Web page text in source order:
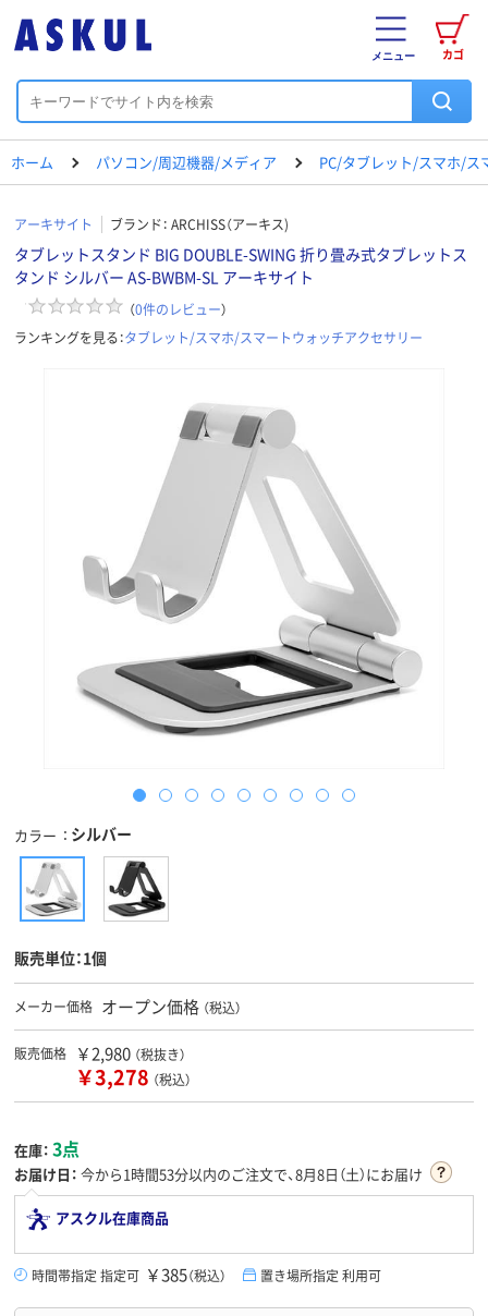
カゴ
メニュー
ホーム パソコン/周辺機器/メディア PC/タブレット/スマホ/ス
アーキサイト ブランド： ARCHISS（アーキス)
タブレットスタンド BIG DOUBLE-SWING 折り畳み式タブレットス
タンド シルバー AS-BWBM-SL アーキサイト
（0件のレビュー）
ランキングを見る：タブレット/スマホ/スマートウォッチアクセサリー
カラー シルバー
販売単位：1個
メーカー価格 オープン価格 （税込）
販売価格 ￥2,980 （税抜き）
￥3,278 （税込）
在庫： 3点
お届け日： 今から1時間53分以内のご注文で、8月8日（土）にお届け
アスクル在庫商品
時間帯指定 指定可 ￥385（税込） 置き場所指定 利用可